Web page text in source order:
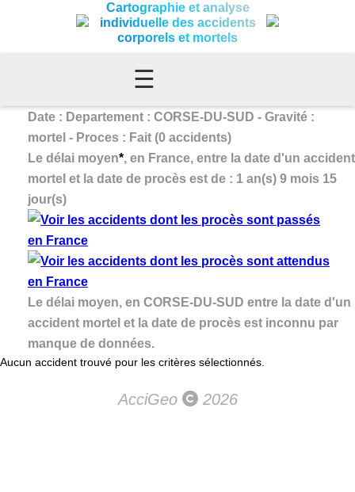
Cartographie et analyse
individuelle des accidents
corporels et mortels
☰
Date : Departement : CORSE-DU-SUD - Gravité :
mortel - Proces : Fait (0 accidents)
Le délai moyen*, en France, entre la date d'un accident
mortel et la date de procès est de : 1 an(s) 9 mois 15
jour(s)
Le délai moyen, en CORSE-DU-SUD entre la date d'un
accident mortel et la date de procès est inconnu par
manque de données.
Aucun accident trouvé pour les critères sélectionnés.
AcciGeo 2026